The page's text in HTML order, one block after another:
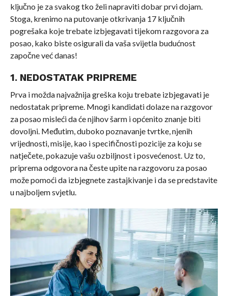
ključno je za svakog tko želi napraviti dobar prvi dojam.
Stoga, krenimo na putovanje otkrivanja 17 ključnih
pogrešaka koje trebate izbjegavati tijekom razgovora za
posao, kako biste osigurali da vaša svijetla budućnost
započne već danas!
1. NEDOSTATAK PRIPREME
Prva i možda najvažnija greška koju trebate izbjegavati je
nedostatak pripreme. Mnogi kandidati dolaze na razgovor
za posao misleći da će njihov šarm i općenito znanje biti
dovoljni. Međutim, duboko poznavanje tvrtke, njenih
vrijednosti, misije, kao i specifičnosti pozicije za koju se
natječete, pokazuje vašu ozbiljnost i posvećenost. Uz to,
priprema odgovora na česte upite na razgovoru za posao
može pomoći da izbjegnete zastajkivanje i da se predstavite
u najboljem svjetlu.